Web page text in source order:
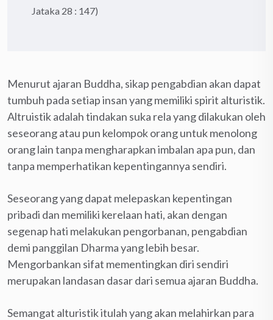
Jataka 28 : 147)
Menurut ajaran Buddha, sikap pengabdian akan dapat
tumbuh pada setiap insan yang memiliki spirit alturistik.
Altruistik adalah tindakan suka rela yang dilakukan oleh
seseorang atau pun kelompok orang untuk menolong
orang lain tanpa mengharapkan imbalan apa pun, dan
tanpa memperhatikan kepentingannya sendiri.
Seseorang yang dapat melepaskan kepentingan
pribadi dan memiliki kerelaan hati, akan dengan
segenap hati melakukan pengorbanan, pengabdian
demi panggilan Dharma yang lebih besar.
Mengorbankan sifat mementingkan diri sendiri
merupakan landasan dasar dari semua ajaran Buddha.
Semangat alturistik itulah yang akan melahirkan para